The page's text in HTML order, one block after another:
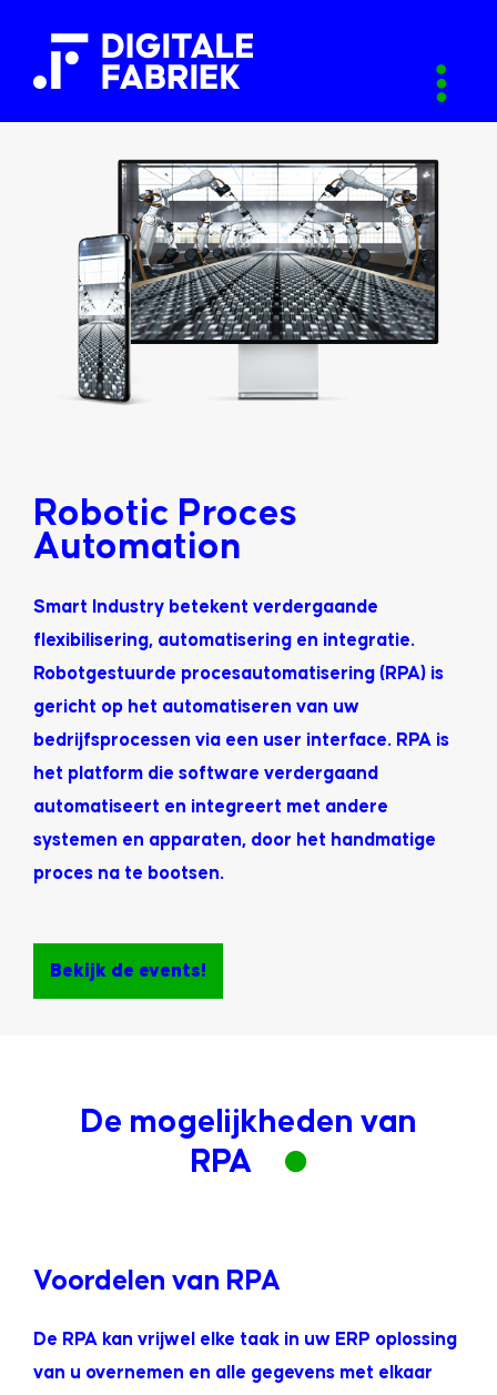
Robotic Proces
Automation
Smart Industry betekent verdergaande
flexibilisering, automatisering en integratie.
Robotgestuurde procesautomatisering (RPA) is
gericht op het automatiseren van uw
bedrijfsprocessen via een user interface. RPA is
het platform die software verdergaand
automatiseert en integreert met andere
systemen en apparaten, door het handmatige
proces na te bootsen.
Bekijk de events!
De mogelijkheden van
RPA
Voordelen van RPA
De RPA kan vrijwel elke taak in uw ERP oplossing
van u overnemen en alle gegevens met elkaar